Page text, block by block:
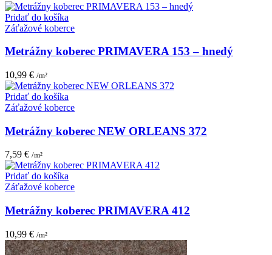
Pridať do košíka
Záťažové koberce
Metrážny koberec PRIMAVERA 153 – hnedý
10,99 € /m²
Pridať do košíka
Záťažové koberce
Metrážny koberec NEW ORLEANS 372
7,59 € /m²
Pridať do košíka
Záťažové koberce
Metrážny koberec PRIMAVERA 412
10,99 € /m²